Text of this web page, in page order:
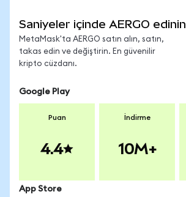
Saniyeler içinde AERGO edinin
MetaMask'ta AERGO satın alın, satın,
takas edin ve değiştirin. En güvenilir
kripto cüzdanı.
Google Play
Puan
4.4
İndirme
10M+
App Store